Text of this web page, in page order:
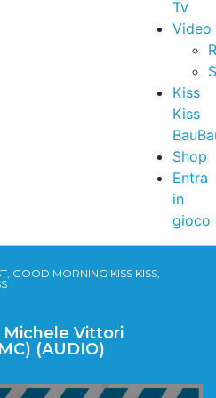
Tv
Video
Kiss
Kiss
Shop
Entra
in
gioco
GOOD MORNING KISS KISS,
Michele Vittori
(AUDIO)